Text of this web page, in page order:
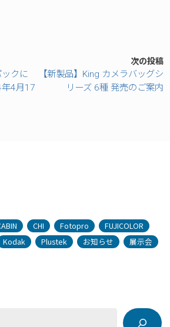
クに
4月17
次の投稿
【新製品】King カメラバッグシ
リーズ 6種 発売のご案内
CHI Fotopro
FUJICOLOR
Kodak Plustek お知らせ
展示会